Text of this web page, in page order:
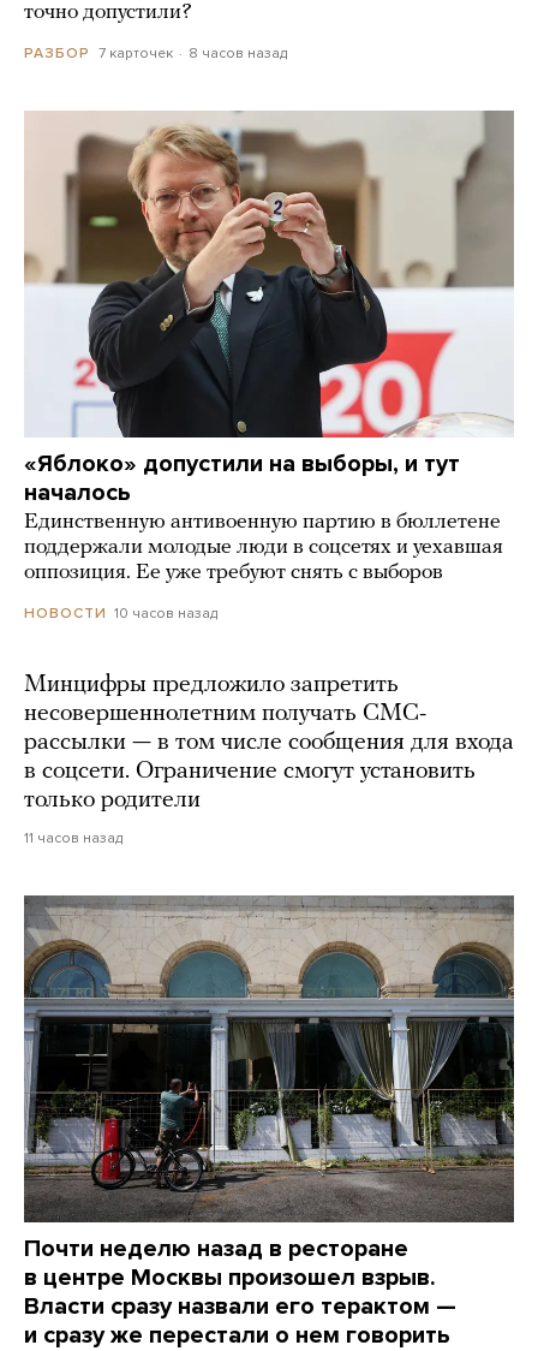
точно допустили?
РАЗБОР 7 карточек 8 часов назад
«Яблоко» допустили на выборы, и тут
началось
Единственную антивоенную партию в бюллетене
поддержали молодые люди в соцсетях и уехавшая
оппозиция. Ее уже требуют снять с выборов
НОВОСТИ 10 часов назад
Минцифры предложило запретить
несовершеннолетним получать СМС-
рассылки — в том числе сообщения для входа
в соцсети. Ограничение смогут установить
только родители
11 часов назад
Почти неделю назад в ресторане
в центре Москвы произошел взрыв.
Власти сразу назвали его терактом —
и сразу же перестали о нем говорить